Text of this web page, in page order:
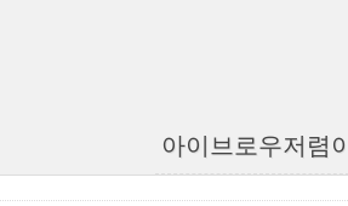
아이브로우저렴이